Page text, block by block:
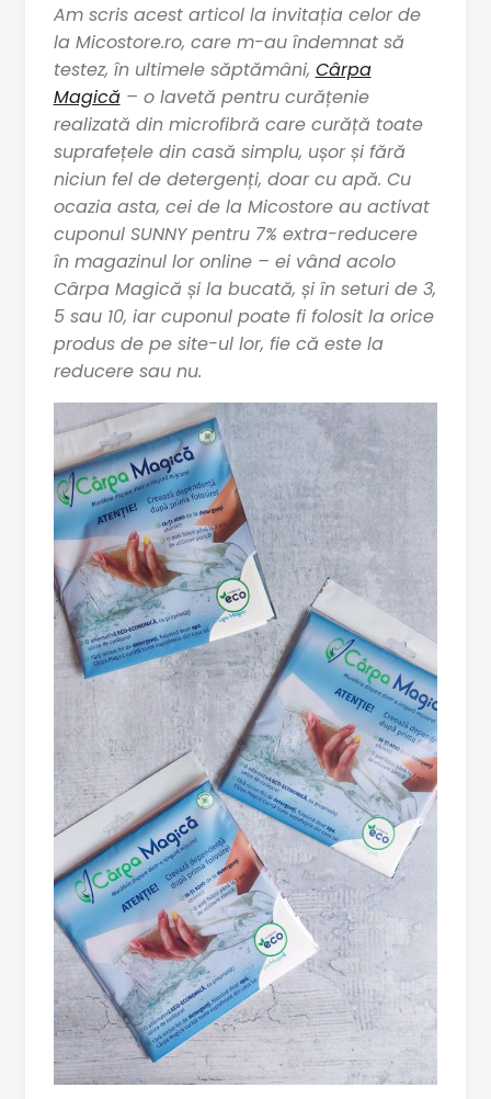
Am scris acest articol la invitația celor de
la Micostore.ro, care m-au îndemnat să
testez, în ultimele săptămâni, Cârpa
Magică– o lavetă pentru curățenie
realizată din microfibră care curăță toate
suprafețele din casă simplu, ușor și fără
niciun fel de detergenți, doar cu apă. Cu
ocazia asta, cei de la Micostore au activat
cuponul SUNNY pentru 7% extra-reducere
în magazinul lor online – ei vând acolo
Cârpa Magică și la bucată, și în seturi de 3,
5 sau 10, iar cuponul poate fi folosit la orice
produs de pe site-ul lor, fie că este la
reducere sau nu.